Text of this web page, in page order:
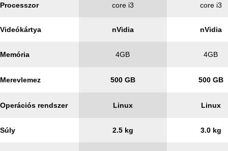
Processzor core i3 core i3
Videókártya nVidia nVidia
Memória 4GB 4GB
Merevlemez 500 GB 500 GB
Operációs rendszer Linux Linux
Súly 2.5 kg 3.0 kg